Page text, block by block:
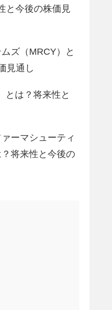
と今後の株価見
ズ（MRCY）と
見通し
とは？将来性と
ーマシューティ
将来性と今後の